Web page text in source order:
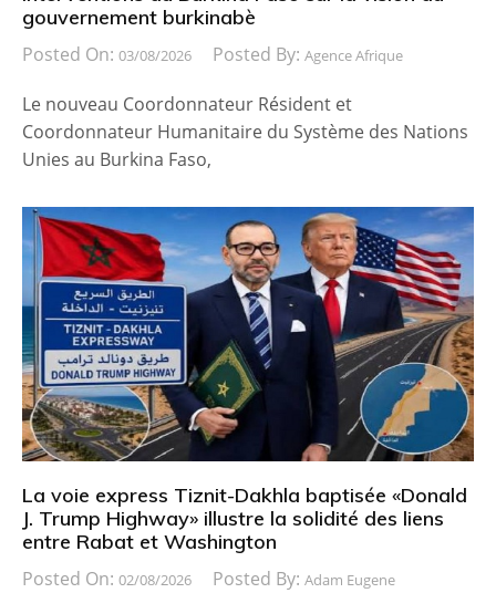
gouvernement burkinabè
Posted On: 03/08/2026 Posted By: Agence Afrique
Le nouveau Coordonnateur Résident et
Coordonnateur Humanitaire du Système des Nations
Unies au Burkina Faso,
La voie express Tiznit-Dakhla baptisée «Donald
J. Trump Highway» illustre la solidité des liens
entre Rabat et Washington
Posted On: 02/08/2026 Posted By: Adam Eugene